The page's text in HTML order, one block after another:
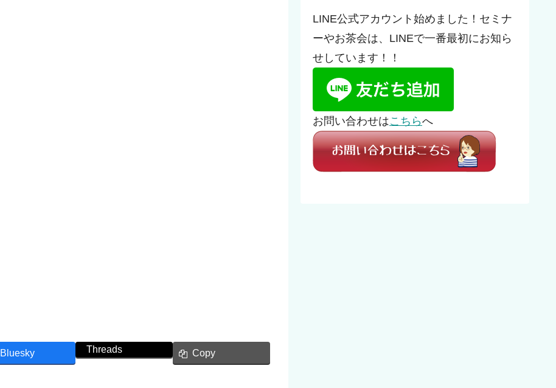
Bluesky Threads Copy
LINE公式アカウント始めました！セミナ
ーやお茶会は、LINEで一番最初にお知ら
せしています！！
お問い合わせはこちらへ